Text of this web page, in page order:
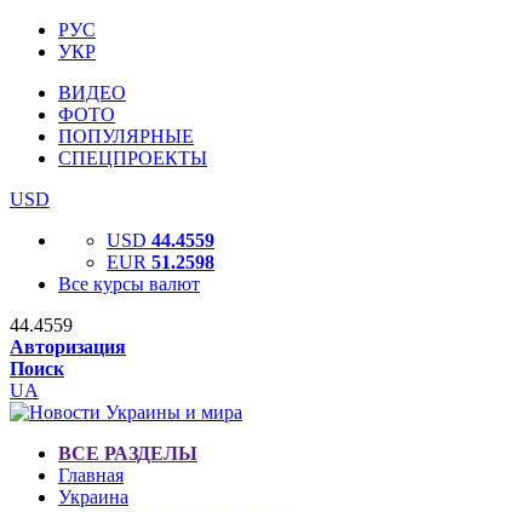
РУС
УКР
ВИДЕО
ФОТО
ПОПУЛЯРНЫЕ
СПЕЦПРОЕКТЫ
USD
USD 44.4559
EUR 51.2598
Все курсы валют
44.4559
Авторизация
Поиск
UA
ВСЕ РАЗДЕЛЫ
Главная
Украина